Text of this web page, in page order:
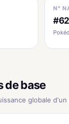
N°
de base
globale d'un